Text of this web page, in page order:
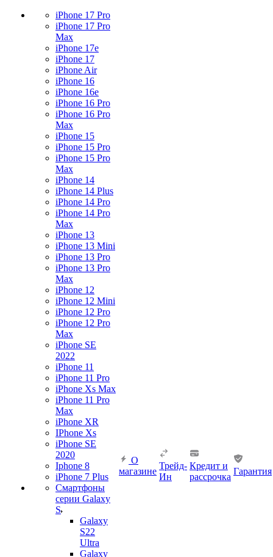
iPhone 17 Pro
iPhone 17 Pro
Max
iPhone 17e
iPhone 17
iPhone Air
iPhone 16
iPhone 16e
iPhone 16 Pro
iPhone 16 Pro
Max
iPhone 15
iPhone 15 Pro
iPhone 15 Pro
Max
iPhone 14
iPhone 14 Plus
iPhone 14 Pro
iPhone 14 Pro
Max
iPhone 13
iPhone 13 Mini
iPhone 13 Pro
iPhone 13 Pro
Max
iPhone 12
iPhone 12 Mini
iPhone 12 Pro
iPhone 12 Pro
Max
iPhone SE
2022
iPhone 11
iPhone 11 Pro
iPhone Xs Max
iPhone 11 Pro
Max
iPhone XR
IPhone Xs
iPhone SE
2020
Iphone 8
iPhone 7 Plus
Смартфоны
серии Galaxy
S
Galaxy
S22
Ultra
Galaxy
О
магазине
Трейд-
Ин
Кредит и
рассрочка
Гарантия